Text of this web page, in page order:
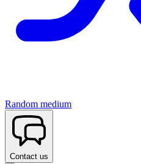
Random medium
Contact us